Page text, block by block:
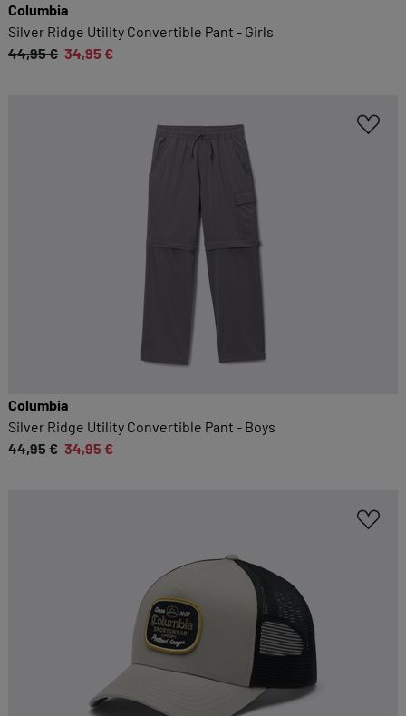
Columbia
Silver Ridge Utility Convertible Pant - Girls
44,95 € 34,95 €
Columbia
Silver Ridge Utility Convertible Pant - Boys
44,95 € 34,95 €